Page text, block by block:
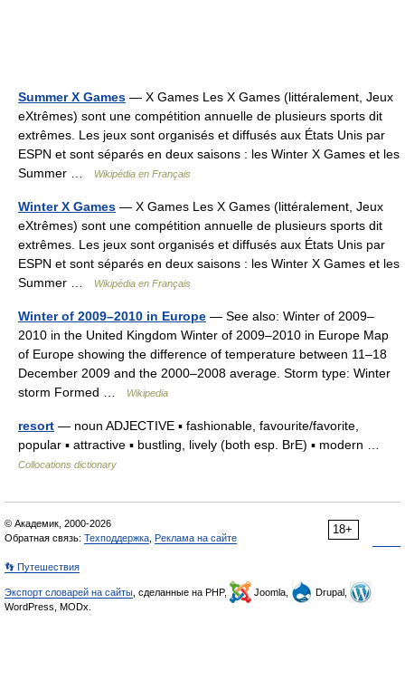
Summer X Games — X Games Les X Games (littéralement, Jeux
eXtrêmes) sont une compétition annuelle de plusieurs sports dit
extrêmes. Les jeux sont organisés et diffusés aux États Unis par
ESPN et sont séparés en deux saisons : les Winter X Games et les
Summer …
Wikipédia en Français
Winter X Games — X Games Les X Games (littéralement, Jeux
eXtrêmes) sont une compétition annuelle de plusieurs sports dit
extrêmes. Les jeux sont organisés et diffusés aux États Unis par
ESPN et sont séparés en deux saisons : les Winter X Games et les
Summer …
Wikipédia en Français
Winter of 2009–2010 in Europe — See also: Winter of 2009–
2010 in the United Kingdom Winter of 2009–2010 in Europe Map
of Europe showing the difference of temperature between 11–18
December 2009 and the 2000–2008 average. Storm type: Winter
storm Formed …
Wikipedia
resort — noun ADJECTIVE ▪ fashionable, favourite/favorite,
popular ▪ attractive ▪ bustling, lively (both esp. BrE) ▪ modern …
Collocations dictionary
18+
© Академик, 2000-2026
Обратная связь: Техподдержка Реклама на сайте
👣 Путешествия
Экспорт словарей на сайты , сделанные на PHP, Joomla,
Drupal,
WordPress, MODx.